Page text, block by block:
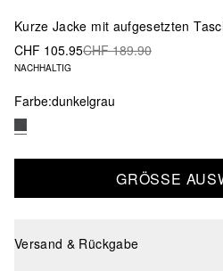
Kurze Jacke mit aufgesetzten
CHF 105.95CHF 189.90
NACHHALTIG
Farbe:dunkelgrau
GRÖSSE
Versand & Rückgabe